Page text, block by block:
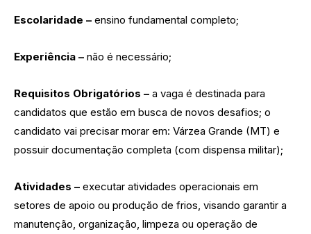
Escolaridade – ensino fundamental completo;
Experiência – não é necessário;
Requisitos Obrigatórios – a vaga é destinada para
candidatos que estão em busca de novos desafios; o
candidato vai precisar morar em: Várzea Grande (MT) e
possuir documentação completa (com dispensa militar);
Atividades – executar atividades operacionais em
setores de apoio ou produção de frios, visando garantir a
manutenção, organização, limpeza ou operação de